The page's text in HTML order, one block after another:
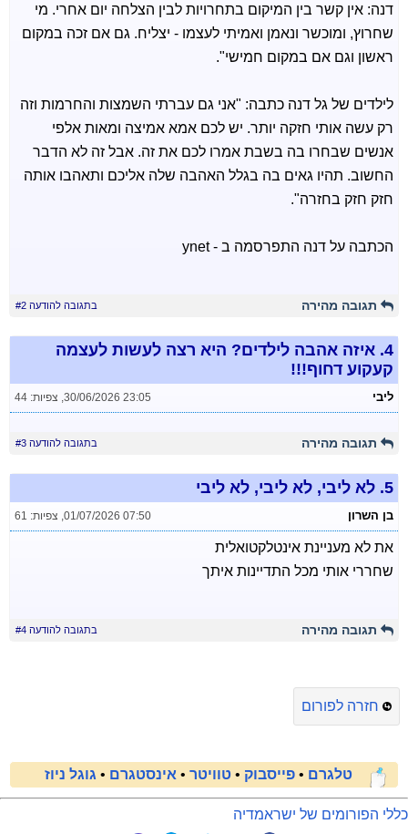
דנה: אין קשר בין המיקום בתחרויות לבין הצלחה יום אחרי. מי
שחרוץ, ומוכשר ונאמן ואמיתי לעצמו - יצליח. גם אם זכה במקום
ראשון וגם אם במקום חמישי".
לילדים של גל דנה כתבה: "אני גם עברתי השמצות והחרמות וזה
רק עשה אותי חזקה יותר. יש לכם אמא אמיצה ומאות אלפי
אנשים שבחרו בה בשבת אמרו לכם את זה. אבל זה לא הדבר
החשוב. תהיו גאים בה בגלל האהבה שלה אליכם ותאהבו אותה
חזק חזק בחזרה".
הכתבה על דנה התפרסמה ב - ynet
תגובה מהירה בתגובה להודעה #2
4. איזה אהבה לילדים? היא רצה לעשות לעצמה
קעקוע דחוף!!!
ליבי 30/06/2026 23:05
, צפיות: 44
תגובה מהירה בתגובה להודעה #3
5. לא ליבי, לא ליבי, לא ליבי
בן השרון 01/07/2026 07:50
, צפיות: 61
את לא מעניינת אינטלקטואלית
שחררי אותי מכל התדיינות איתך
תגובה מהירה בתגובה להודעה #4
חזרה לפורום
טלגרם • פייסבוק • טוויטר • אינסטגרם • גוגל ניוז
כללי הפורומים של ישראמדיה